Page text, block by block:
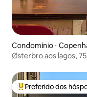
Condomínio ⋅
Østerbro aos lagos, 75
Entre os melhores
Preferido dos